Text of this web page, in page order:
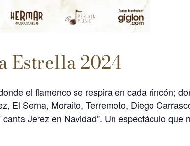
Estrella 2024
el flamenco se respira en cada rincón;
El Serna, Moraito, Terremoto, Diego
Jerez en Navidad”. Un espectáculo que